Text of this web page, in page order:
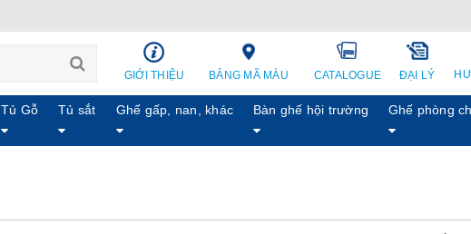
GIỚI THIỆU BẢNG MÃ MÀU CATALOGUE ĐẠI LÝ
Tủ Gỗ Tủ sắt Ghế gấp, nan, khác Bàn ghế hội trường Ghế phòng